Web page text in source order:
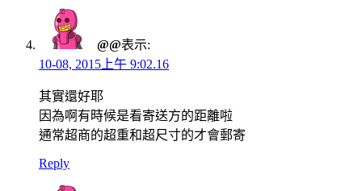
@@表示:
10-08, 2015上午 9:02.16
其實還好耶
因為啊有時候是看寄送方的距離啦
通常超商的超重和超尺寸的才會郵寄
Reply